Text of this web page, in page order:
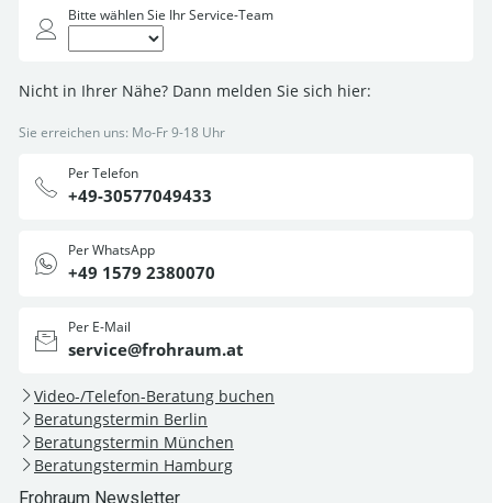
Bitte wählen Sie Ihr Service-Team
Nicht in Ihrer Nähe? Dann melden Sie sich hier:
Sie erreichen uns: Mo-Fr 9-18 Uhr
Per Telefon
+49-30577049433
Per WhatsApp
+49 1579 2380070
Per E-Mail
service@frohraum.at
Video-/Telefon-Beratung buchen
Beratungstermin Berlin
Beratungstermin München
Beratungstermin Hamburg
Frohraum Newsletter